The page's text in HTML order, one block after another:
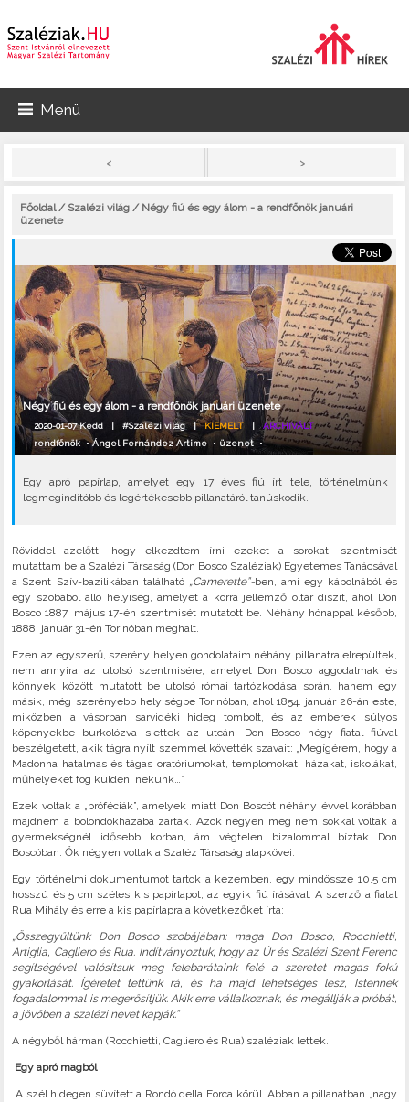
Menü
< >
Főoldal/ Szalézi világ / Négy fiú és egy álom - a rendfőnök januári
üzenete
Négy fiú és egy álom - a rendfőnök januári üzenete
2020-01-07 Kedd |#Szalézi világ|KIEMELT |ARCHIVÁLT
rendfőnök•Ángel Fernández Artime• üzenet •
Egy apró papírlap, amelyet egy 17 éves fiú írt tele, történelmünk
legmegindítóbb és legértékesebb pillanatáról tanúskodik.
Röviddel azelőtt, hogy elkezdtem írni ezeket a sorokat, szentmisét
mutattam be a Szalézi Társaság (Don Bosco Szaléziak) Egyetemes Tanácsával
a Szent Szív-bazilikában található „Camerette”-ben, ami egy kápolnából és
egy szobából álló helyiség, amelyet a korra jellemző oltár díszít, ahol Don
Bosco 1887. május 17-én szentmisét mutatott be. Néhány hónappal később,
1888. január 31-én Torinóban meghalt.
Ezen az egyszerű, szerény helyen gondolataim néhány pillanatra elrepültek,
nem annyira az utolsó szentmisére, amelyet Don Bosco aggodalmak és
könnyek között mutatott be utolsó római tartózkodása során, hanem egy
másik, még szerényebb helyiségbe Torinóban, ahol 1854. január 26-án este,
miközben a vásorban sarvidéki hideg tombolt, és az emberek súlyos
köpenyekbe burkolózva siettek az utcán, Don Bosco négy fiatal fiúval
beszélgetett, akik tágra nyílt szemmel követték szavait: „Megígérem, hogy a
Madonna hatalmas és tágas oratóriumokat, templomokat, házakat, iskolákat,
műhelyeket fog küldeni nekünk…”
Ezek voltak a „próféciák”, amelyek miatt Don Boscót néhány évvel korábban
majdnem a bolondokházába zárták. Azok négyen még nem sokkal voltak a
gyermekségnél idősebb korban, ám végtelen bizalommal bíztak Don
Boscóban. Ők négyen voltak a Szaléz Társaság alapkövei.
Egy történelmi dokumentumot tartok a kezemben, egy mindössze 10,5 cm
hosszú és 5 cm széles kis papírlapot, az egyik fiú írásával. A szerző a fiatal
Rua Mihály és erre a kis papírlapra a következőket írta:
„Összegyűltünk Don Bosco szobájában: maga Don Bosco, Rocchietti,
Artiglia, Cagliero és Rua. Indítványoztuk, hogy az Úr és Szalézi Szent Ferenc
segítségével valósítsuk meg felebarátaink felé a szeretet magas fokú
gyakorlását. Ígéretet tettünk rá, és ha majd lehetséges lesz, Istennek
fogadalommal is megerősítjük. Akik erre vállalkoznak, és megállják a próbát,
a jövőben a szalézi nevet kapják.”
A négyből hárman (Rocchietti, Cagliero és Rua) szaléziak lettek.
Egy apró magból
A szél hidegen süvített a Rondò della Forca körül. Abban a pillanatban „nagy